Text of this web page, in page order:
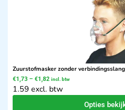
Zuurstofmasker zonder
€1,73 – €1,82 incl. btw
1.59 excl. btw
Opties